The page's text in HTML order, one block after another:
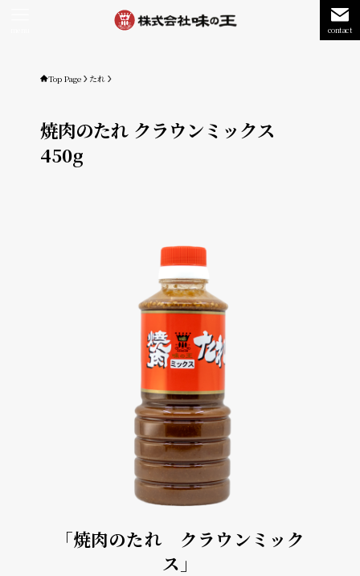
contact
Top Page たれ
焼肉のたれ クラウンミックス
450g
「焼肉のたれ クラウンミック
ス」